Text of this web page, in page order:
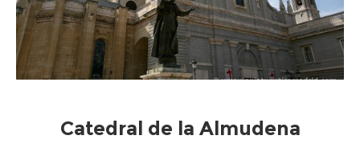
Catedral de la Almudena